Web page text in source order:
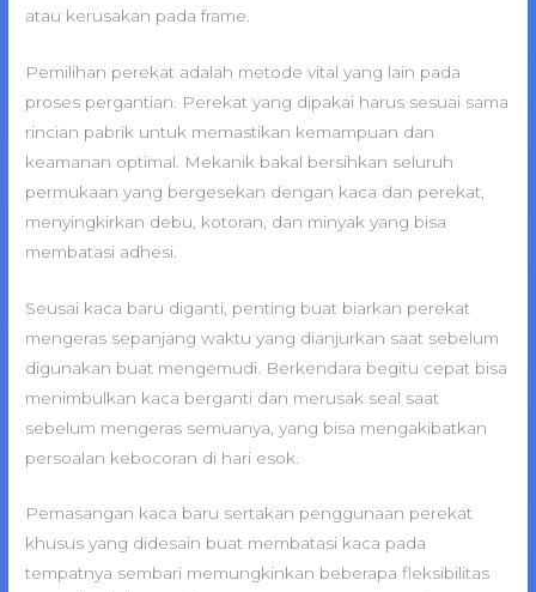
atau kerusakan pada frame.
Pemilihan perekat adalah metode vital yang lain pada
proses pergantian. Perekat yang dipakai harus sesuai sama
rincian pabrik untuk memastikan kemampuan dan
keamanan optimal. Mekanik bakal bersihkan seluruh
permukaan yang bergesekan dengan kaca dan perekat,
menyingkirkan debu, kotoran, dan minyak yang bisa
membatasi adhesi.
Seusai kaca baru diganti, penting buat biarkan perekat
mengeras sepanjang waktu yang dianjurkan saat sebelum
digunakan buat mengemudi. Berkendara begitu cepat bisa
menimbulkan kaca berganti dan merusak seal saat
sebelum mengeras semuanya, yang bisa mengakibatkan
persoalan kebocoran di hari esok.
Pemasangan kaca baru sertakan penggunaan perekat
khusus yang didesain buat membatasi kaca pada
tempatnya sembari memungkinkan beberapa fleksibilitas